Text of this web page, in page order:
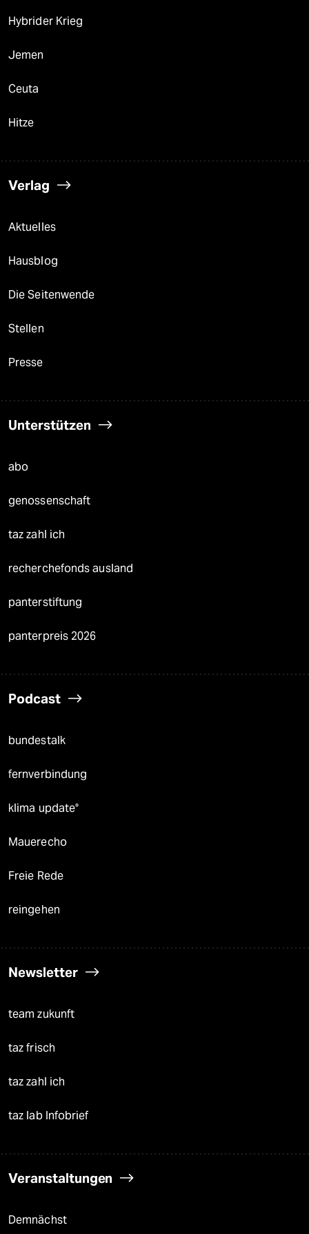
Hybrider Krieg
Jemen
Ceuta
Hitze
Verlag
Aktuelles
Hausblog
Die Seitenwende
Stellen
Presse
Unterstützen
abo
genossenschaft
taz zahl ich
recherchefonds ausland
panterstiftung
panterpreis 2026
Podcast
bundestalk
fernverbindung
klima update°
Mauerecho
Freie Rede
reingehen
Newsletter
team zukunft
taz frisch
taz zahl ich
taz lab Infobrief
Veranstaltungen
Demnächst